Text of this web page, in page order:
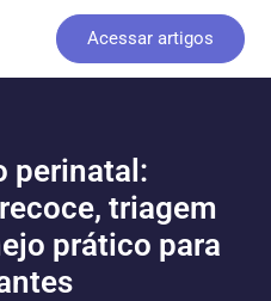
Acessar artigos
perinatal:
triagem
prático para